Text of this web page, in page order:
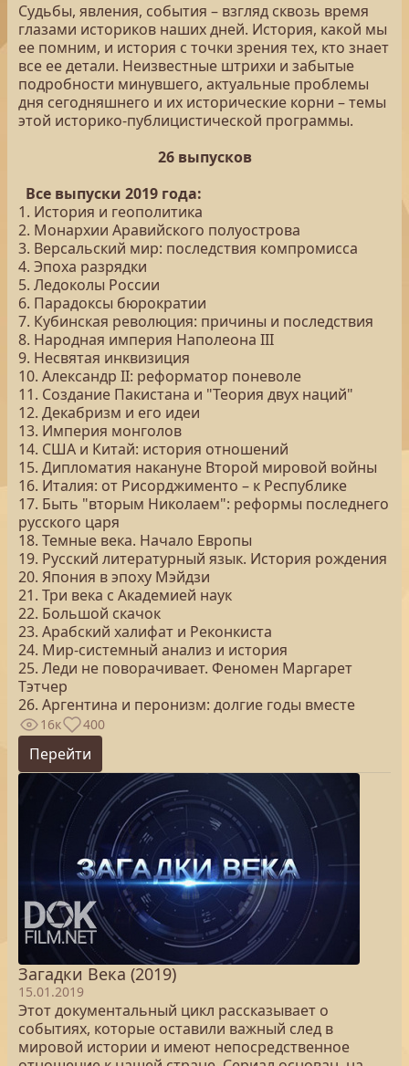
Судьбы, явления, события – взгляд сквозь время
глазами историков наших дней. История, какой мы
ее помним, и история с точки зрения тех, кто знает
все ее детали. Неизвестные штрихи и забытые
подробности минувшего, актуальные проблемы
дня сегодняшнего и их исторические корни – темы
этой историко-публицистической программы.
26 выпусков
Все выпуски 2019 года:
1. История и геополитика
2. Монархии Аравийского полуострова
3. Версальский мир: последствия компромисса
4. Эпоха разрядки
5. Ледоколы России
6. Парадоксы бюрократии
7. Кубинская революция: причины и последствия
8. Народная империя Наполеона III
9. Несвятая инквизиция
10. Александр II: реформатор поневоле
11. Создание Пакистана и "Теория двух наций"
12. Декабризм и его идеи
13. Империя монголов
14. США и Китай: история отношений
15. Дипломатия накануне Второй мировой войны
16. Италия: от Рисорджименто – к Республике
17. Быть "вторым Николаем": реформы последнего
русского царя
18. Темные века. Начало Европы
19. Русский литературный язык. История рождения
20. Япония в эпоху Мэйдзи
21. Три века с Академией наук
22. Большой скачок
23. Арабский халифат и Реконкиста
24. Мир-системный анализ и история
25. Леди не поворачивает. Феномен Маргарет
Тэтчер
26. Аргентина и перонизм: долгие годы вместе
16к 400
Перейти
Загадки Века (2019)
15.01.2019
Этот документальный цикл рассказывает о
событиях, которые оставили важный след в
мировой истории и имеют непосредственное